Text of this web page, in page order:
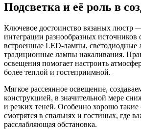
Подсветка и её роль в
Ключевое достоинство вязаных люстр
интеграции разнообразных источников
встроенные LED-лампы, светодиодные
традиционные лампы накаливания.
освещения помогает настроить
более теплой и гостеприимной.
Мягкое рассеянное освещение,
конструкцией, в значительной мере
и резких теней. Особенно хорошо такие
смотрятся в спальнях и гостиных, где
расслабляющая обстановка.